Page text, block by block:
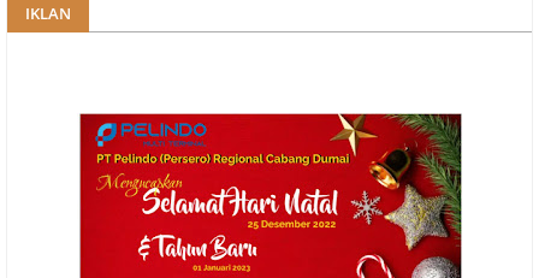
IKLAN